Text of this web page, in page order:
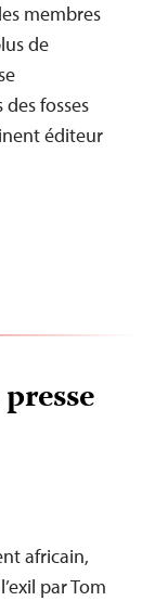
membres
de
fosses
éditeur
africain,
par Tom